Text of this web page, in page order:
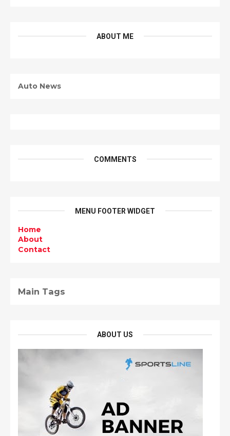
ABOUT ME
Auto News
COMMENTS
MENU FOOTER WIDGET
Home
About
Contact
Main Tags
ABOUT US